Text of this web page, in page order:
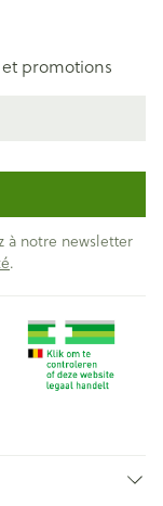
promotions
à notre newsletter
.